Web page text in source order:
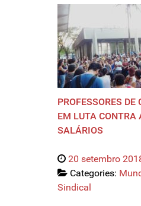
PROFESSORES
EM LUTA CONTRA
SALÁRIOS
20 setembro
Categories:
Sindical